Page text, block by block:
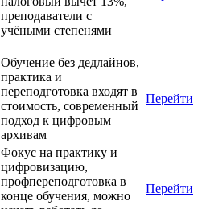
преподаватели с
учёными степенями
Обучение без дедлайнов,
практика и
переподготовка входят в
стоимость, современный
подход к цифровым
архивам
Перейти
Фокус на практику и
цифровизацию,
профпереподготовка в
конце обучения, можно
Перейти